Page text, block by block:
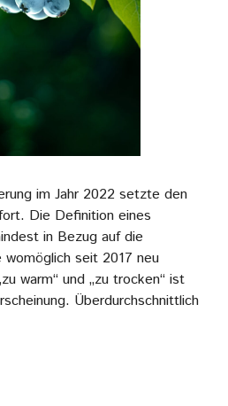
im Jahr 2022 setzte den
Die Definition eines
in Bezug auf die
seit 2017 neu
warm“ und „zu trocken“ ist
Überdurchschnittlich